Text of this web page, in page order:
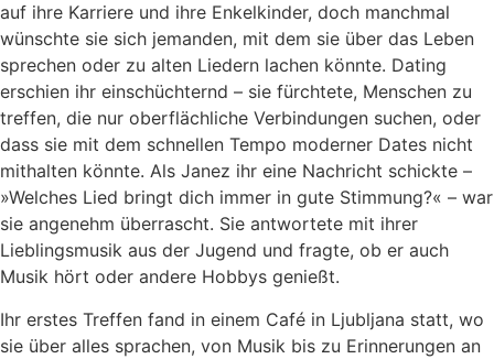
auf ihre Karriere und ihre Enkelkinder, doch manchmal
wünschte sie sich jemanden, mit dem sie über das Leben
sprechen oder zu alten Liedern lachen könnte. Dating
erschien ihr einschüchternd – sie fürchtete, Menschen zu
treffen, die nur oberflächliche Verbindungen suchen, oder
dass sie mit dem schnellen Tempo moderner Dates nicht
mithalten könnte. Als Janez ihr eine Nachricht schickte –
»Welches Lied bringt dich immer in gute Stimmung?« – war
sie angenehm überrascht. Sie antwortete mit ihrer
Lieblingsmusik aus der Jugend und fragte, ob er auch
Musik hört oder andere Hobbys genießt.
Ihr erstes Treffen fand in einem Café in Ljubljana statt, wo
sie über alles sprachen, von Musik bis zu Erinnerungen an